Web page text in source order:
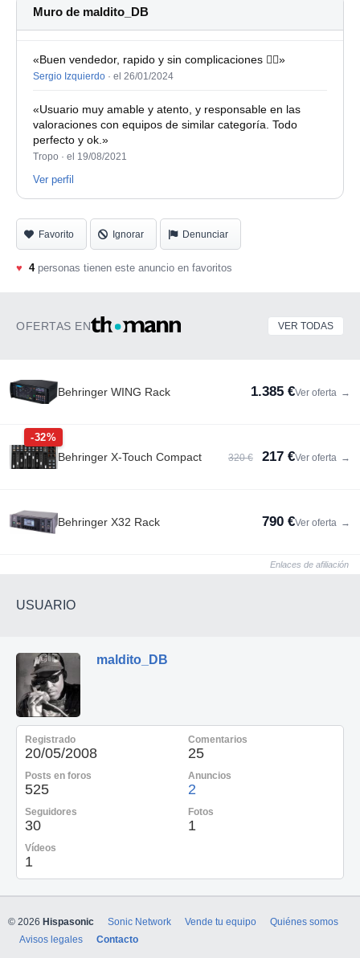
Muro de maldito_DB
«Buen vendedor, rapido y sin complicaciones 👍🏻»
Sergio Izquierdo · el 26/01/2024
«Usuario muy amable y atento, y responsable en las
valoraciones con equipos de similar categoría. Todo
perfecto y ok.»
Tropo · el 19/08/2021
Ver perfil
Favorito Ignorar Denunciar
♥ 4personas tienen este anuncio en favoritos
OFERTAS EN VER TODAS
Behringer WING Rack 1.385 €Ver oferta →
-32%
Behringer X-Touch Compact 320 € 217 €Ver oferta →
Behringer X32 Rack 790 €Ver oferta →
Enlaces de afiliación
USUARIO
maldito_DB
Registrado
20/05/2008
Comentarios
25
Posts en foros
525
Anuncios
2
Seguidores
30
Fotos
1
Vídeos
1
© 2026 Hispasonic Sonic Network Vende tu equipo
Quiénes somos
Avisos legales
Contacto